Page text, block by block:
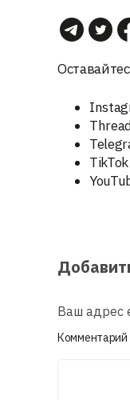
TikTok
Ваш адрес
Комментарий